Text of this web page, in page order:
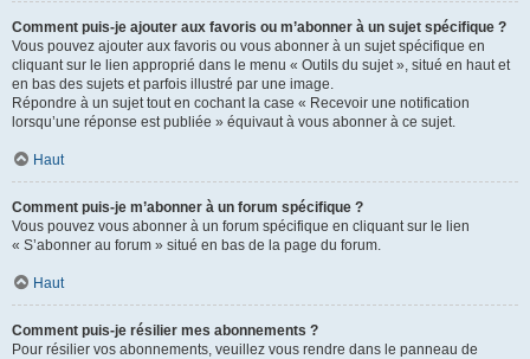
Comment puis-je ajouter aux favoris ou m’abonner à un sujet spécifique ?
Vous pouvez ajouter aux favoris ou vous abonner à un sujet spécifique en
cliquant sur le lien approprié dans le menu « Outils du sujet », situé en haut et
en bas des sujets et parfois illustré par une image.
Répondre à un sujet tout en cochant la case « Recevoir une notification
lorsqu’une réponse est publiée » équivaut à vous abonner à ce sujet.
Haut
Comment puis-je m’abonner à un forum spécifique ?
Vous pouvez vous abonner à un forum spécifique en cliquant sur le lien
« S’abonner au forum » situé en bas de la page du forum.
Haut
Comment puis-je résilier mes abonnements ?
Pour résilier vos abonnements, veuillez vous rendre dans le panneau de